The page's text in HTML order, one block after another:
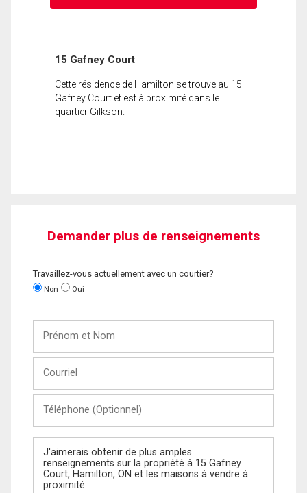
15 Gafney Court
Cette résidence de Hamilton se trouve au 15
Gafney Court et est à proximité dans le
quartier Gilkson.
Demander plus de renseignements
Travaillez-vous actuellement avec un courtier?
Non Oui
Nom
(Optionnel)
Message